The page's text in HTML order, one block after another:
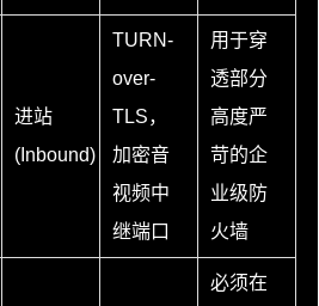
进站
(Inbound)
TURN-
over-
TLS，
加密音
视频中
继端口
用于穿
透部分
高度严
苛的企
业级防
火墙
必须在